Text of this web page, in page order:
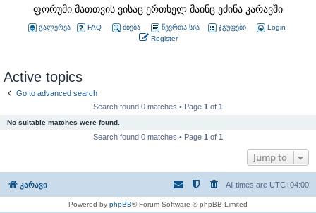
ფორუმი მათთვის ვისაც ერთხელ მაინც ეძინა კარავში
გალერეა FAQ ძიება წევრთა სია ჯგუფები
Login
Register
Active topics
Go to advanced search
Search found 0 matches • Page 1 of 1
No suitable matches were found.
Search found 0 matches • Page 1 of 1
Jump to
კარავი All times are UTC+04:00
Powered by phpBB® Forum Software © phpBB Limited